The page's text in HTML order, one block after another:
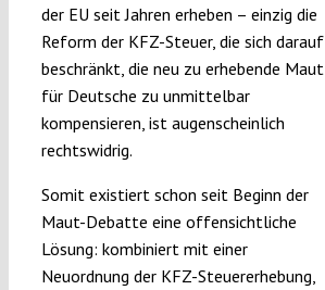
der EU seit Jahren erheben – einzig die
Reform der KFZ-Steuer, die sich darauf
beschränkt, die neu zu erhebende Maut
für Deutsche zu unmittelbar
kompensieren, ist augenscheinlich
rechtswidrig.
Somit existiert schon seit Beginn der
Maut-Debatte eine offensichtliche
Lösung: kombiniert mit einer
Neuordnung der KFZ-Steuererhebung,